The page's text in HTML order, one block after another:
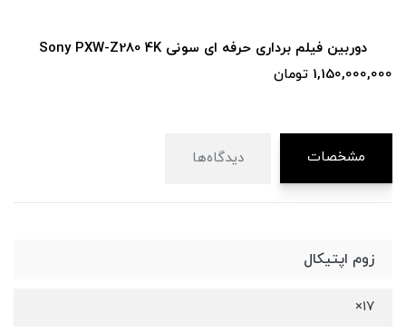
دوربین فیلم برداری حرفه ای سونی Sony PXW-Z280 4K
1,150,000,000 تومان
مشخصات دیدگاه‌ها
زوم اپتیکال
17×